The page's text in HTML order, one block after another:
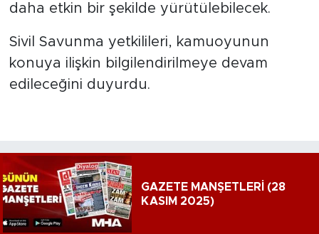
daha etkin bir şekilde yürütülebilecek.
Sivil Savunma yetkilileri, kamuoyunun
konuya ilişkin bilgilendirilmeye devam
edileceğini duyurdu.
GAZETE MANŞETLERİ (28
KASIM 2025)